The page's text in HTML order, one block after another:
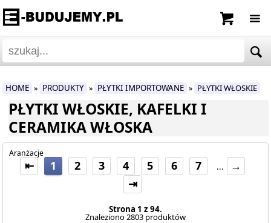
HOME » PRODUKTY » PŁYTKI IMPORTOWANE » PŁYTKI WŁOSKIE
PŁYTKI WŁOSKIE, KAFELKI I
CERAMIKA WŁOSKA
Aranżacje
⇤ 1 2 3 4 5 6 7 ...
→
⇥
Strona 1 z 94.
Znaleziono 2803 produktów